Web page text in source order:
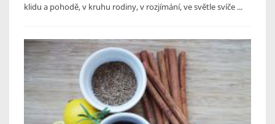
klidu a pohodě, v kruhu rodiny, v rozjímání, ve světle svíče ...